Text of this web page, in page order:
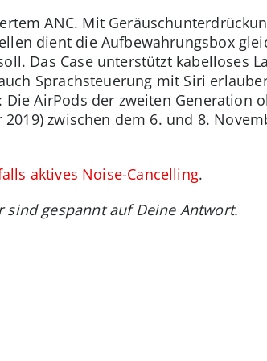
ANC. Mit
dient die Aufbewahrungsbox
Das Case unterstützt kabelloses
Sprachsteuerung mit Siri
AirPods der zweiten Generation
zwischen dem 6. und 8.
aktives Noise-Cancelling.
sind gespannt auf Deine Antwort.